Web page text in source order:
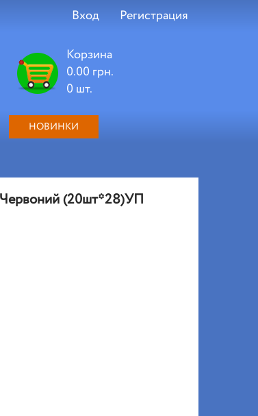
Вход Регистрация
Корзина
0.00 грн.
0 шт.
НОВИНКИ
(20шт*28)УП